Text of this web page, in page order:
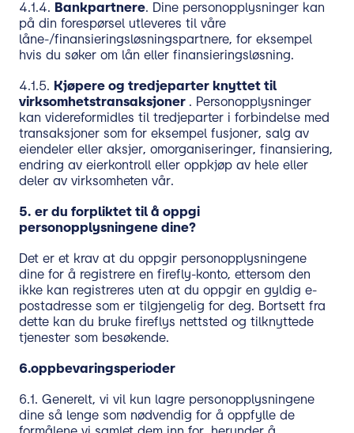
4.1.4. Bankpartnere. Dine personopplysninger kan
på din forespørsel utleveres til våre
låne-/finansieringsløsningspartnere, for eksempel
hvis du søker om lån eller finansieringsløsning.
4.1.5. Kjøpere og tredjeparter knyttet til
virksomhetstransaksjoner . Personopplysninger
kan videreformidles til tredjeparter i forbindelse med
transaksjoner som for eksempel fusjoner, salg av
eiendeler eller aksjer, omorganiseringer, finansiering,
endring av eierkontroll eller oppkjøp av hele eller
deler av virksomheten vår.
5. er du forpliktet til å oppgi
personopplysningene dine?
Det er et krav at du oppgir personopplysningene
dine for å registrere en firefly-konto, ettersom den
ikke kan registreres uten at du oppgir en gyldig e-
postadresse som er tilgjengelig for deg. Bortsett fra
dette kan du bruke fireflys nettsted og tilknyttede
tjenester som besøkende.
6.oppbevaringsperioder
6.1. Generelt, vi vil kun lagre personopplysningene
dine så lenge som nødvendig for å oppfylle de